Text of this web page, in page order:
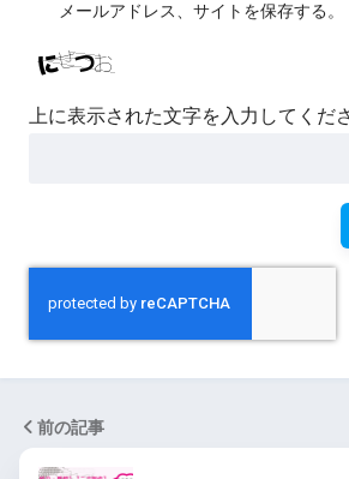
メールアドレス、サイトを保存する。
上に表示された文字を入力してくだ
前の記事